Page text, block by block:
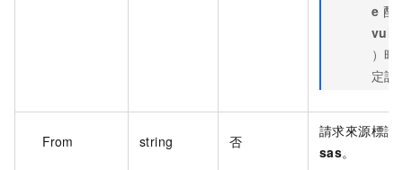
e 配
）時
定該
From string 否
請求來源標識
sas。